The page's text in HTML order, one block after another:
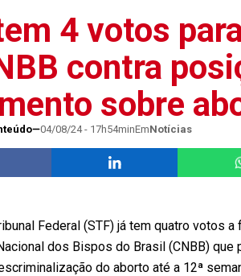
4 votos
contra
sobre
04/08/24 - 17h54minEmNotícias
Federal (STF) já tem quatro votos
dos Bispos do Brasil (CNBB)
do aborto até a 12ª